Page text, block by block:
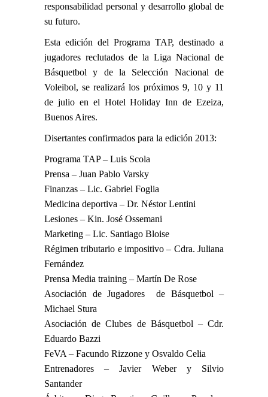
responsabilidad personal y desarrollo global de
su futuro.
Esta edición del Programa TAP, destinado a
jugadores reclutados de la Liga Nacional de
Básquetbol y de la Selección Nacional de
Voleibol, se realizará los próximos 9, 10 y 11
de julio en el Hotel Holiday Inn de Ezeiza,
Buenos Aires.
Disertantes confirmados para la edición 2013:
Programa TAP – Luis Scola
Prensa – Juan Pablo Varsky
Finanzas – Lic. Gabriel Foglia
Medicina deportiva – Dr. Néstor Lentini
Lesiones – Kin. José Ossemani
Marketing – Lic. Santiago Bloise
Régimen tributario e impositivo – Cdra. Juliana
Fernández
Prensa Media training – Martín De Rose
Asociación de Jugadores de Básquetbol –
Michael Stura
Asociación de Clubes de Básquetbol – Cdr.
Eduardo Bazzi
FeVA – Facundo Rizzone y Osvaldo Celia
Entrenadores – Javier Weber y Silvio
Santander